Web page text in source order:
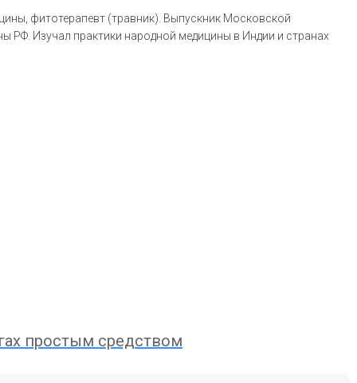
фитотерапевт (травник). Выпускник Московской
РФ. Изучал практики народной медицины в Индии и странах
простым средством